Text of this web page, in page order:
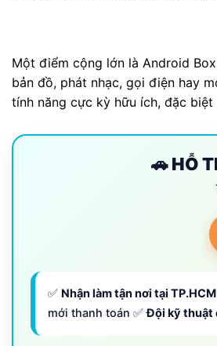
Một điểm cộng lớn là Android
bản đồ, phát nhạc, gọi điện hay
tính năng cực kỳ hữu ích, đặc
🚗 HỖ
✅ Nhận làm tận nơi tại TP.HCM
mới thanh toán ✅Đội kỹ thuật